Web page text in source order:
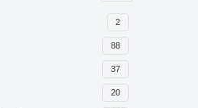
2
88
37
20